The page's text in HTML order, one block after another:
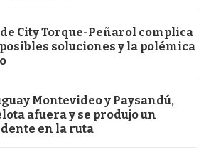
City Torque-Peñarol complica
soluciones y la polémica
Montevideo y Paysandú,
afuera y se produjo un
en la ruta